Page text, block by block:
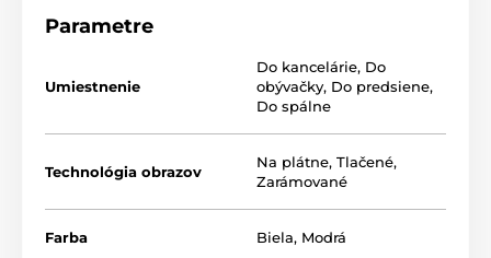
Parametre
Umiestnenie
Do kancelárie, Do
obývačky, Do predsiene,
Do spálne
Technológia obrazov
Na plátne, Tlačené,
Zarámované
Farba Biela, Modrá